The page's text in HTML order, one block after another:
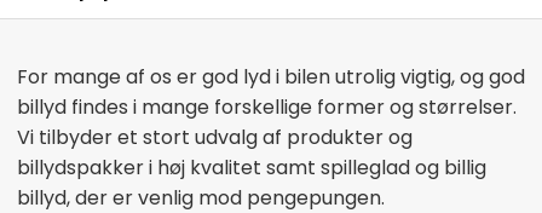
For mange af os er god lyd i bilen utrolig vigtig, og god
billyd findes i mange forskellige former og størrelser.
Vi tilbyder et stort udvalg af produkter og
billydspakker i høj kvalitet samt spilleglad og billig
billyd, der er venlig mod pengepungen.